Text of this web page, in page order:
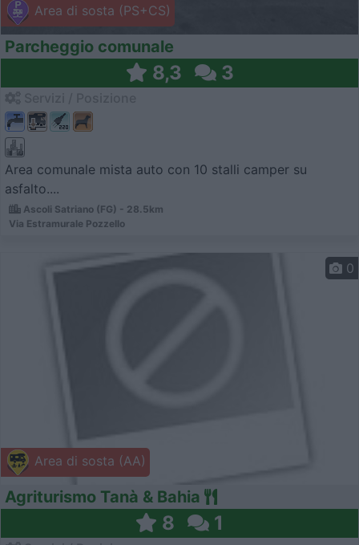
Area di sosta (PS+CS)
Parcheggio comunale
8,3 3
Area comunale mista auto con 10 stalli camper su
asfalto....
Ascoli Satriano (FG) - 28.5km
Via Estramurale Pozzello
Area di sosta (AA)
0
Agriturismo Tanà & Bahia
8 1